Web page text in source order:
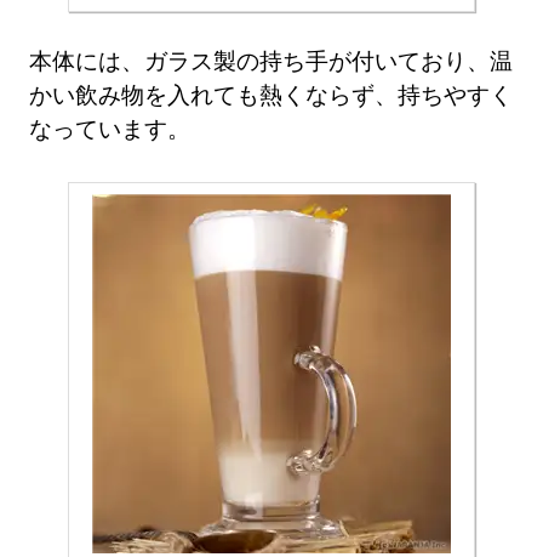
本体には、ガラス製の持ち手が付いており、温
かい飲み物を入れても熱くならず、持ちやすく
なっています。